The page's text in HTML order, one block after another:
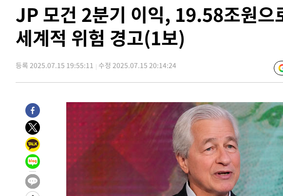
39분 전 >
[속보]뉴욕증시 상승 마감…S&P 0.6% 나스닥 1.3%↑
-29504초 전 >백운산서 80년근 천종산삼 9뿌리 발견…감정가 1.3억원
-27214초 전 >선재도서 해루질 나섰다 실종 60대, 닷새 만에 숨진 채 발견
-24124초 전 >여수 오동도 해상서 모터보트 전복…1명 사망·1명 실종
-20351초 전 >극한폭염 한풀 꺾이지만…'낮 최고 35도' 무더위, 열대야 계속[다음
-15886초 전 >
[속보]'압수수색·성접대 논란' 축구협회 "실망과 걱정 안겨드려 죄
송"
-4507초 전 >
'최고 37도' 폭염 지속…강원동해안 최대 150㎜ 비
39분 전 >
[속보]뉴욕증시 상승 마감…S&P 0.6% 나스닥 1.3%↑
JP 모건 2분기 이익, 19.58조원
세계적 위험 경고(1보)
등록 2025.07.15 19:55:11 수정 2025.07.15 20:14:24